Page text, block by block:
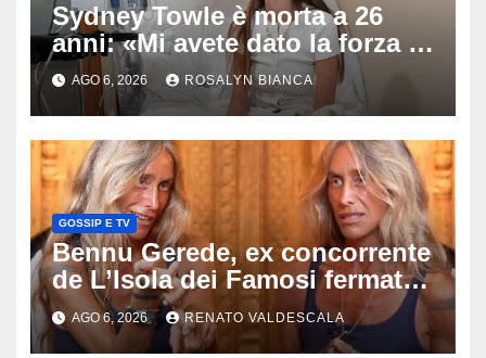
Sydney Towle è morta a 26
anni: «Mi avete dato la forza di
andare avanti», l’ultimo
messaggio dell’influencer
commuove i fan
AGO 6, 2026 ROSALYN BIANCA
GOSSIP E TV
Bennu Gerede, ex concorrente
de L’Isola dei Famosi fermata
dopo una diretta: cosa ha
mostrato e perché ora rischia
AGO 6, 2026 RENATO VALDESCALA